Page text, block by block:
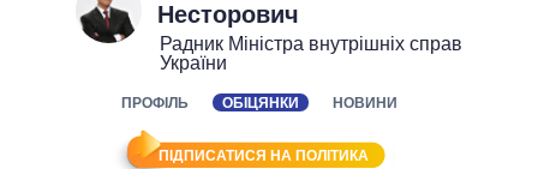
ПОДІЇ
ДАЙДЖЕСТИ
ЕКОНОМІКА
СУСПІЛЬСТВО
ПОЛIТИКИ
ВЕРХОВНА РАДА
ВІДЕО
Несторович
Радник Міністра внутрішніх справ
України
ПРОФІЛЬ ОБІЦЯНКИ НОВИНИ
ПІДПИСАТИСЯ НА ПОЛІТИКА